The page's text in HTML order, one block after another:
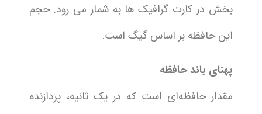
بخش در کارت گرافیک ها به شمار می رود. حجم
این حافظه بر اساس گیگ است.
پهنای باند حافظه
مقدار حافظه‌ای است که در یک ثانیه، پردازنده